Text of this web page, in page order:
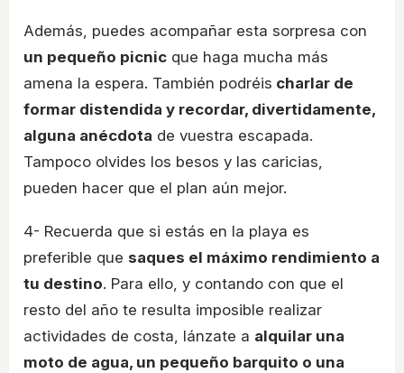
Además, puedes acompañar esta sorpresa con
un pequeño picnic que haga mucha más
amena la espera. También podréis charlar de
formar distendida y recordar, divertidamente,
alguna anécdota de vuestra escapada.
Tampoco olvides los besos y las caricias,
pueden hacer que el plan aún mejor.
4- Recuerda que si estás en la playa es
preferible que saques el máximo rendimiento a
tu destino. Para ello, y contando con que el
resto del año te resulta imposible realizar
actividades de costa, lánzate a alquilar una
moto de agua, un pequeño barquito o una